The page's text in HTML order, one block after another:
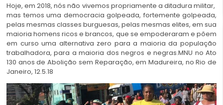
Hoje, em 2018, nós não vivemos propriamente a ditadura militar,
mas temos uma democracia golpeada, fortemente golpeada,
pelas mesmas classes burguesas, pelas mesmas elites, em sua
maioria homens ricos e brancos, que se empoderaram e põem
em curso uma alternativa zero para a maioria da população
trabalhadora, para a maioria dos negros e negras.MNU no Ato
130 anos de Abolição sem Reparação, em Madureira, no Rio de
Janeiro, 12.5.18